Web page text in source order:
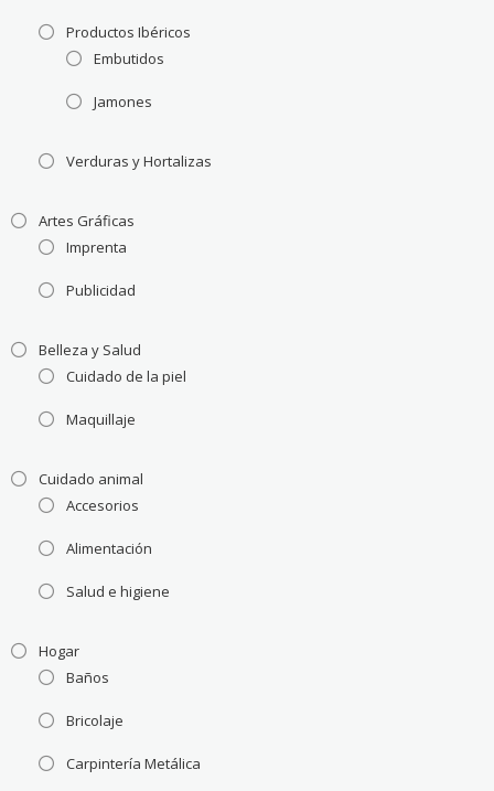
Productos Ibéricos
Embutidos
Jamones
Verduras y Hortalizas
Artes Gráficas
Imprenta
Publicidad
Belleza y Salud
Cuidado de la piel
Maquillaje
Cuidado animal
Accesorios
Alimentación
Salud e higiene
Hogar
Baños
Bricolaje
Carpintería Metálica